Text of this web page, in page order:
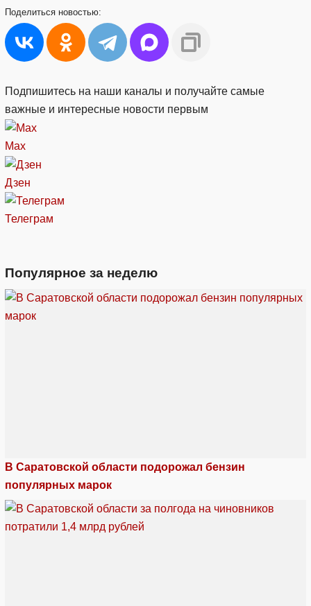
Поделиться новостью:
Подпишитесь на наши каналы и получайте самые
важные и интересные новости первым
Max
Дзен
Телеграм
Популярное за неделю
В Саратовской области подорожал бензин
популярных марок